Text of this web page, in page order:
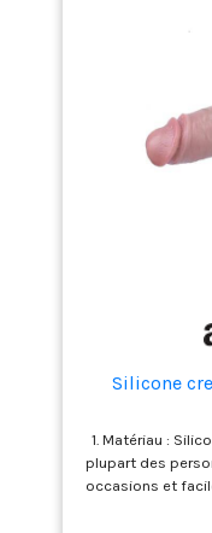
compliments
vous
Silicone
1. Matériau :
plupart des
occasions et